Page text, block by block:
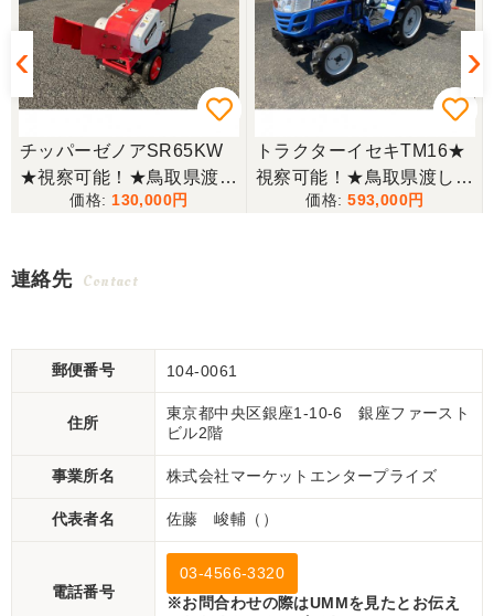
チッパーゼノアSR65KW
★視察可能！★鳥取県渡し
ゼノア チッパー SR65KW
現状渡し【P11165139】
130,000
トラクターイセキTM16★
視察可能！★鳥取県渡し
イセキ トラクター TM16 1
593,000
連絡先 Contact
郵便番号 104-0061
住所
東京都中央区銀座1-10-6 銀座ファースト
ビル2階
事業所名 株式会社マーケットエンタープライズ
代表者名 佐藤 峻輔（）
電話番号
03-4566-3320
※お問合わせの際はUMMを見たとお伝え